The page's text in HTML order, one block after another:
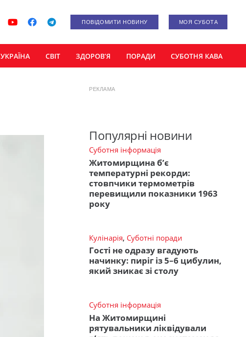
ПОВІДОМИТИ НОВИНУ МОЯ СУБОТА
УКРАЇНА СВІТ ЗДОРОВ’Я ПОРАДИ СУБОТНЯ КАВА
РЕКЛАМА
Популярні новини
Суботня інформація
Житомирщина б’є
температурні рекорди:
стовпчики термометрів
перевищили показники 1963
року
Кулінарія, Суботні поради
Гості не одразу вгадують
начинку: пиріг із 5–6 цибулин,
який зникає зі столу
Суботня інформація
На Житомирщині
рятувальники ліквідували